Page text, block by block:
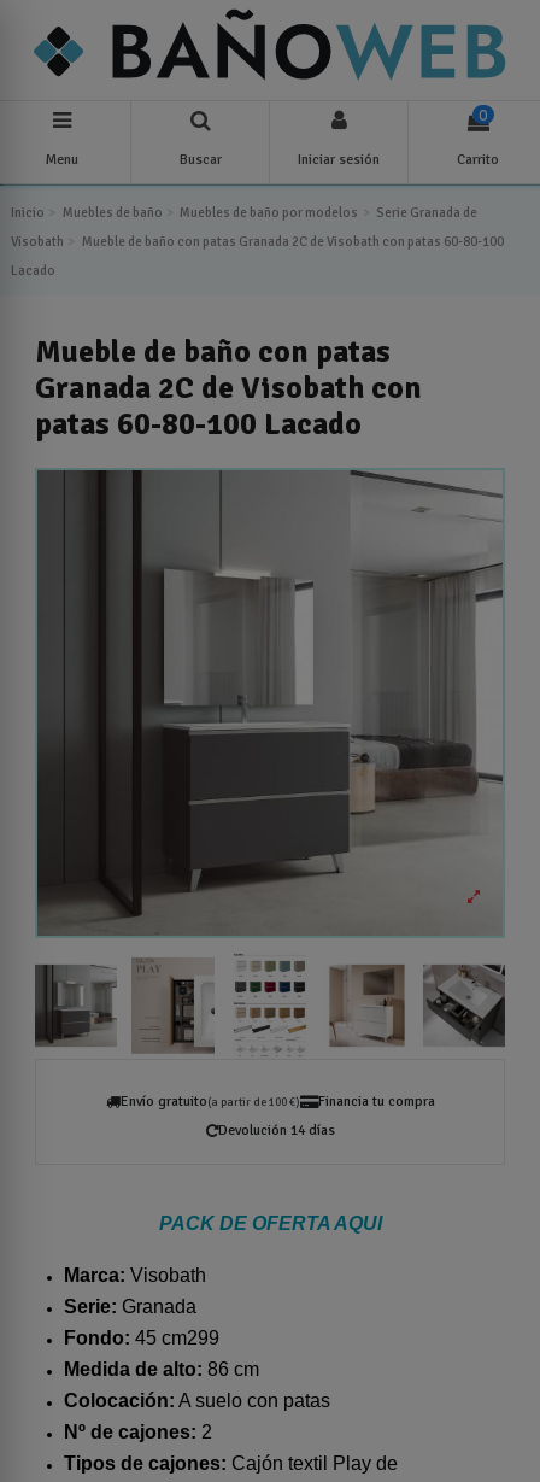
Menu Buscar Iniciar sesión
0
Carrito
Inicio Muebles de baño Muebles de baño por modelos
Serie Granada de
Visobath
Mueble de baño con patas Granada 2C de Visobath con patas 60-80-100
Lacado
Mueble de baño con patas
Granada 2C de Visobath con
patas 60-80-100 Lacado
Envío gratuito(a partir de 100 €)
Financia tu compra
Devolución 14 días
PACK DE OFERTA AQUI
Marca: Visobath
Serie: Granada
Fondo: 45 cm299
Medida de alto: 86 cm
Colocación: A suelo con patas
Nº de cajones: 2
Tipos de cajones: Cajón textil Play de